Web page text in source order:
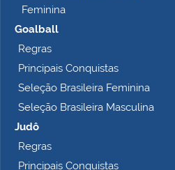
Feminina
Goalball
Regras
Principais Conquistas
Seleção Brasileira Feminina
Seleção Brasileira Masculina
Judô
Regras
Principais Conquistas